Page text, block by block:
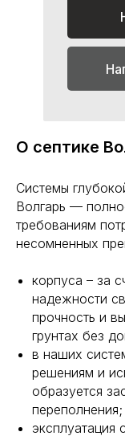
О септике
Системы
Волгарь —
требованиям
несомненных
корпуса – за
надежности
прочность и
грунтах без
в наших
решениям и
образуется
переполнения;
эксплуатация